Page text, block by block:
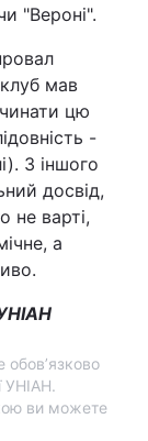
"Вероні".
мав
цю
-
З іншого
досвід,
не варті,
а
обов’язково
УНІАН.
ви можете